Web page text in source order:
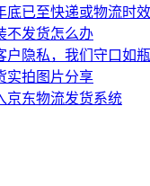
底已至快递或物流时
不发货怎么办
户隐私，我们守口如瓶
实拍图片分享
京东物流发货系统